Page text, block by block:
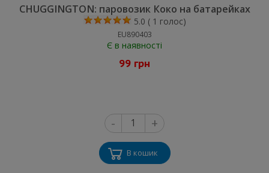
CHUGGINGTON: паровозик Коко на батарейках
5.0 ( 1 голос)
EU890403
Є в наявності
99 грн
- +
В кошик